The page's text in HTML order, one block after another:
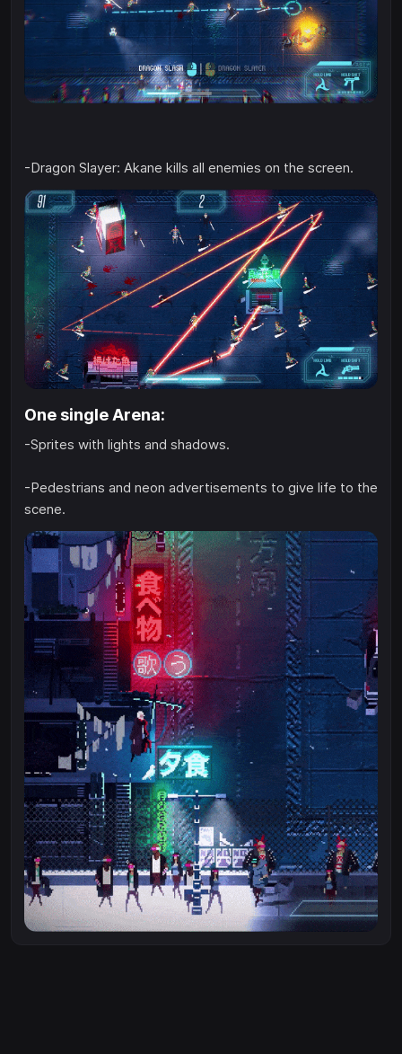
-Dragon Slayer: Akane kills all enemies on the screen.
One single Arena:
-Sprites with lights and shadows.
-Pedestrians and neon advertisements to give life to the
scene.